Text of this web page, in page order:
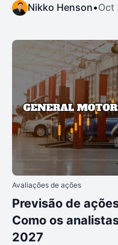
Nikko Henson•Oct
Avaliações de ações
Previsão de
Como os
2027